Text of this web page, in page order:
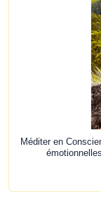
Méditer en